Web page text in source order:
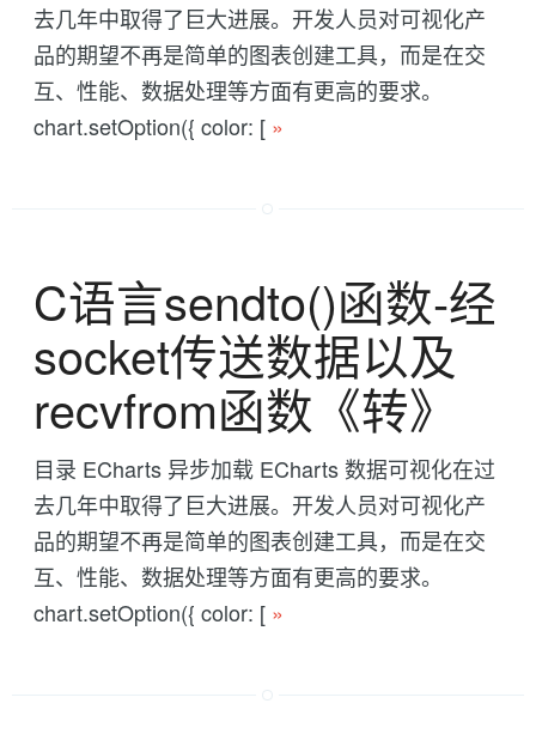
去几年中取得了巨大进展。开发人员对可视化产
品的期望不再是简单的图表创建工具，而是在交
互、性能、数据处理等方面有更高的要求。
chart.setOption({ color: [ »
C语言sendto()函数-经
socket传送数据以及
recvfrom函数《转》
目录 ECharts 异步加载 ECharts 数据可视化在过
去几年中取得了巨大进展。开发人员对可视化产
品的期望不再是简单的图表创建工具，而是在交
互、性能、数据处理等方面有更高的要求。
chart.setOption({ color: [ »